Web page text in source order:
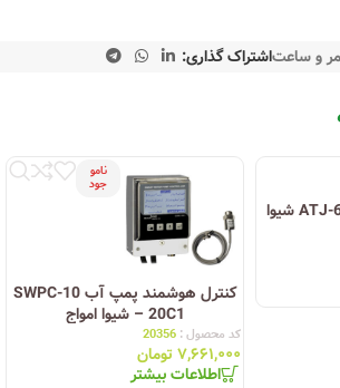
و ساعتاشتراک گذاری:
تایمر ثانیه ATJ-60S – 14J2 شیوا
نامو
جود
کنترل هوشمند پمپ آب SWPC-10
– 20C1 شیوا امواج
کد محصول : 20356
۷,۶۶۱,۰۰۰تومان
اطلاعات بیشتر